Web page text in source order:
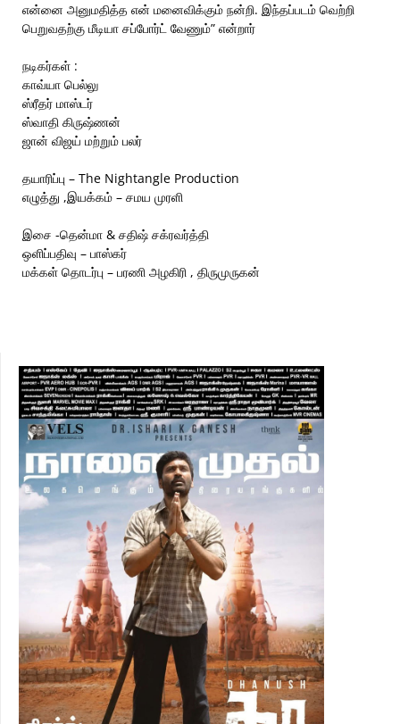
என்னை அனுமதித்த என் மனைவிக்கும் நன்றி. இந்தப்படம் வெற்றி
பெறுவதற்கு மீடியா சப்போர்ட் வேணும்” என்றார்
நடிகர்கள் :
காவ்யா பெல்லு
ஸ்ரீதர் மாஸ்டர்
ஸ்வாதி கிருஷ்ணன்
ஜான் விஜய் மற்றும் பலர்
தயாரிப்பு – The Nightangle Production
எழுத்து ,இயக்கம் – சமய முரளி
இசை -தென்மா & சதிஷ் சக்ரவர்த்தி
ஒளிப்பதிவு – பாஸ்கர்
மக்கள் தொடர்பு – பரணி அழகிரி , திருமுருகன்